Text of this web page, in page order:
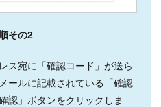
その2
ス宛に「確認コード」が送ら
ールに記載されている「確認
認」ボタンをクリックしま